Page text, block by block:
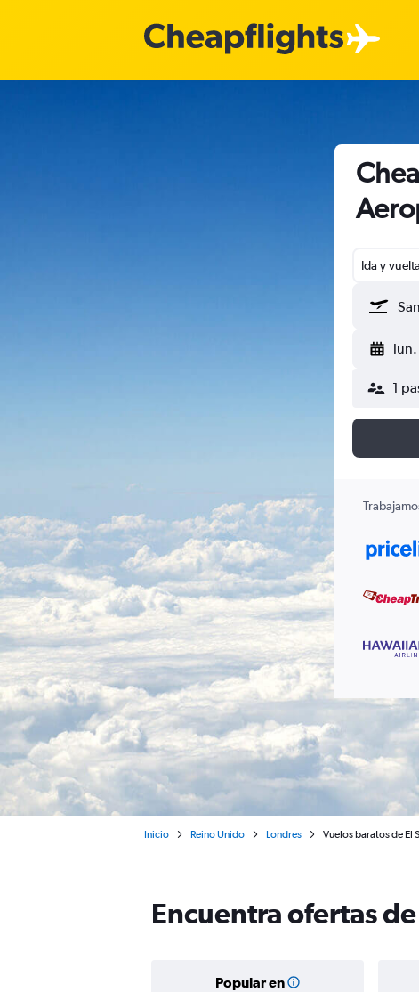
Ida y vuelta
1
Inicio Reino Unido Londres Vuelos baratos de El
Encuentra ofertas
Popular en